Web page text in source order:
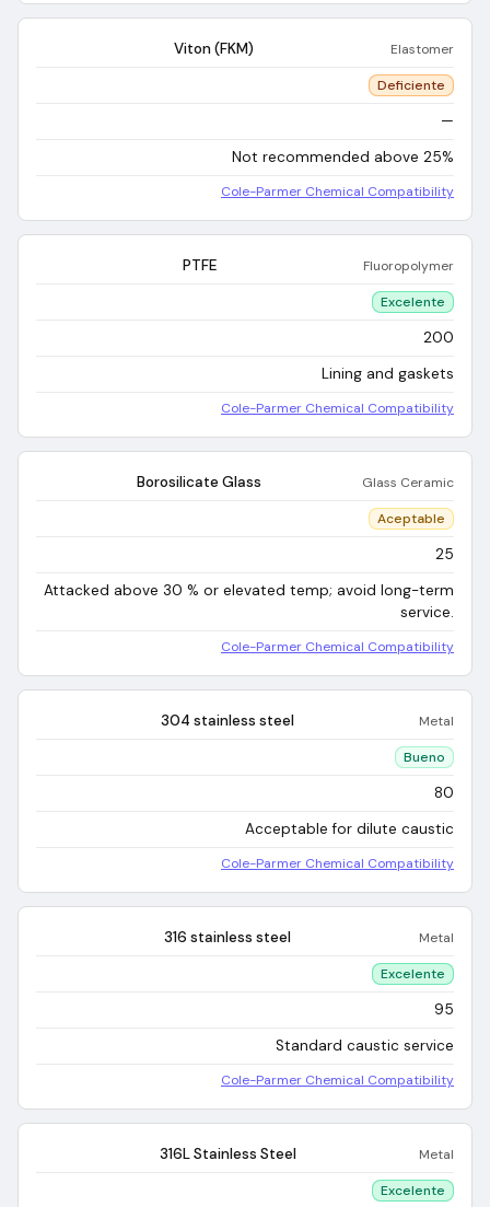
Viton (FKM) Elastomer
Deficiente
—
Not recommended above 25%
Cole-Parmer Chemical Compatibility
PTFE Fluoropolymer
Excelente
200
Lining and gaskets
Cole-Parmer Chemical Compatibility
Borosilicate Glass Glass Ceramic
Aceptable
25
Attacked above 30 % or elevated temp; avoid long-term
service.
Cole-Parmer Chemical Compatibility
304 stainless steel Metal
Bueno
80
Acceptable for dilute caustic
Cole-Parmer Chemical Compatibility
316 stainless steel Metal
Excelente
95
Standard caustic service
Cole-Parmer Chemical Compatibility
316L Stainless Steel Metal
Excelente